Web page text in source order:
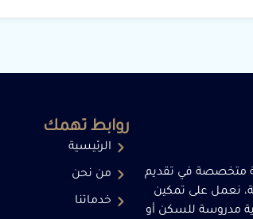
متخصصة في تقديم
نعمل على تمكين
مدروسة للسكن أو
روابط تهمك
الرئيسية
من نحن
خدماتنا